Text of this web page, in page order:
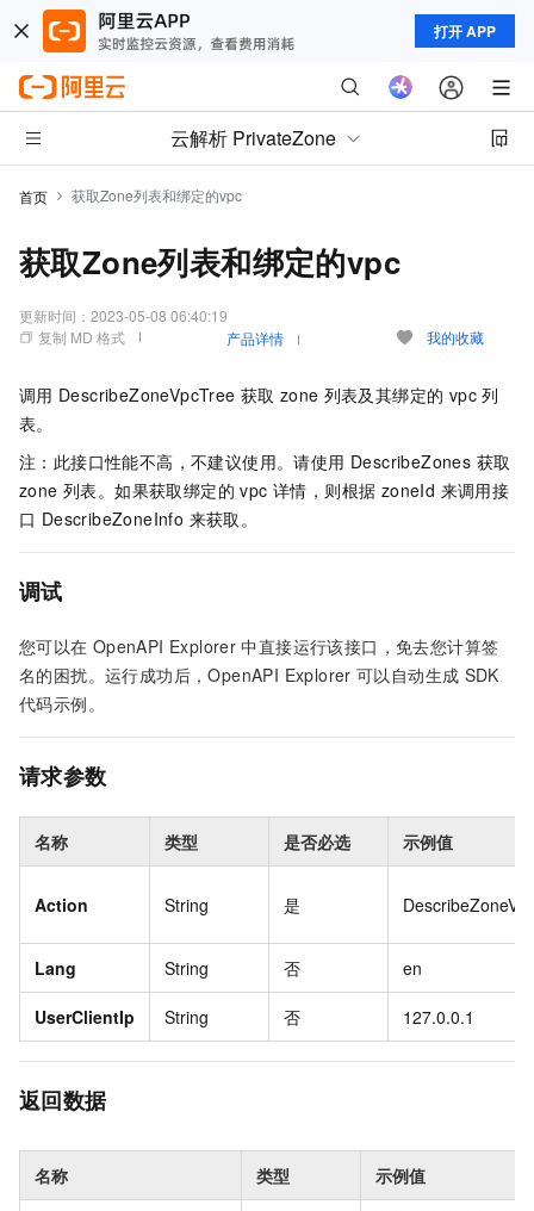
打开 APP
云解析 PrivateZone
首页 获取Zone列表和绑定的vpc
获取Zone列表和绑定的vpc
更新时间： 2023-05-08 06:40:19
复制 MD 格式
产品详情 我的收藏
调用 DescribeZoneVpcTree 获取 zone 列表及其绑定的 vpc 列
表。
注：此接口性能不高，不建议使用。请使用 DescribeZones 获取
zone 列表。如果获取绑定的 vpc 详情，则根据 zoneId 来调用接
口 DescribeZoneInfo 来获取。
调试
您可以在 OpenAPI Explorer 中直接运行该接口，免去您计算签
名的困扰。运行成功后，OpenAPI Explorer 可以自动生成 SDK
代码示例。
请求参数
名称 类型 是否必选 示例值
Action String 是
Lang String 否 en
UserClientIp String 否 127.0.0.1
返回数据
名称 类型 示例值